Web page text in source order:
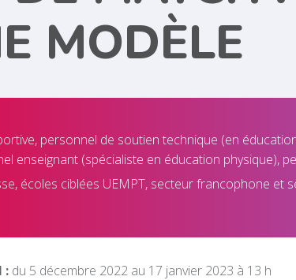
MODÈLE
personnel de soutien technique (en
enseignant (spécialiste en éducation physique),
écoles ciblées UEMPT, secteur francophone et
: du 5 décembre 2022 au 17 janvier 2023 à 13 h